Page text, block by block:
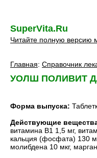
SuperVita.Ru
Читайте полную версию
Главная: Справочник
УОЛШ ПОЛИВИТ
Форма выпуска:
Действующие
витамина В1 1,5 мг,
кальция (фосфата) 130
молибдена 10 мкг,